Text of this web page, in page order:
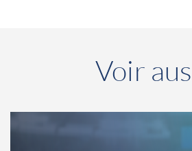
Voir